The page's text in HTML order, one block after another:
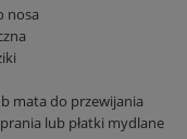
nosa
mata do przewijania
lub płatki mydlane